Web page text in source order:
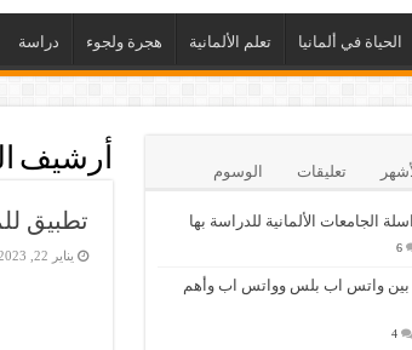
الحياة في ألمانيا تعلم الألمانية هجرة ولجوء دراسة
أرشيف
تطبيق
يناير 22, 2023
تعليقات الوسوم
الجامعات الألمانية للدراسة بها
6
بين واتس اب بلس وواتس اب وأهم
4